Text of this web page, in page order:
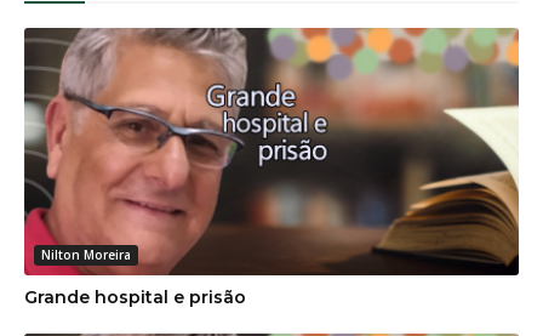
Nilton Moreira
Grande hospital e prisão